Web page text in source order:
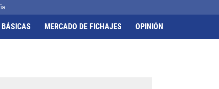
MERCADO DE FICHAJES OPINIÓN